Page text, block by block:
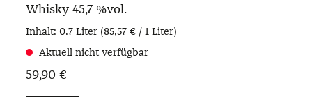
Whisky 45,7 %vol.
Inhalt: 0.7 Liter (85,57 € / 1 Liter)
Aktuell nicht verfügbar
59,90 €